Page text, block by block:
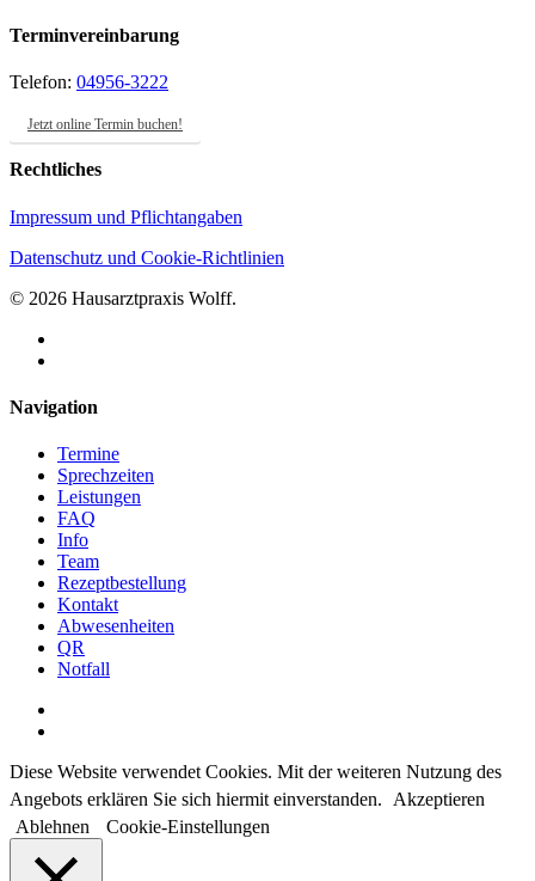
Terminvereinbarung
Telefon: 04956-3222
Jetzt online Termin buchen!
Rechtliches
Impressum und Pflichtangaben
Datenschutz und Cookie-Richtlinien
© 2026 Hausarztpraxis Wolff.
Close
Navigation
Termine
Sprechzeiten
Leistungen
FAQ
Info
Team
Rezeptbestellung
Kontakt
Abwesenheiten
QR
Notfall
Diese Website verwendet Cookies. Mit der weiteren Nutzung des
Angebots erklären Sie sich hiermit einverstanden.
Akzeptieren
Ablehnen
Cookie-Einstellungen